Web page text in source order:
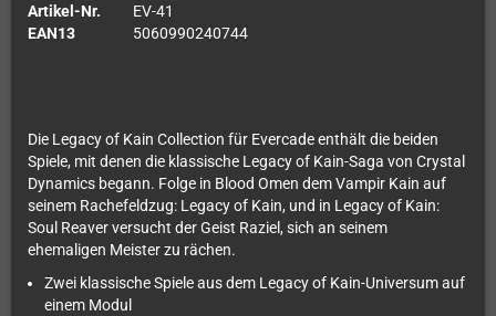
Artikel-Nr.
EV-41
EAN13
5060990240744
Die Legacy of Kain Collection für Evercade enthält die beiden
Spiele, mit denen die klassische Legacy of Kain-Saga von Crystal
Dynamics begann. Folge in Blood Omen dem Vampir Kain auf
seinem Rachefeldzug: Legacy of Kain, und in Legacy of Kain:
Soul Reaver versucht der Geist Raziel, sich an seinem
ehemaligen Meister zu rächen.
Zwei klassische Spiele aus dem Legacy of Kain-Universum auf
einem Modul